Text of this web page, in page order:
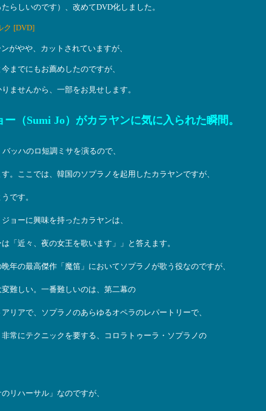
らしいのです）、改めてDVD化しました。
ク [DVD]
がやや、カットされていますが、
までにもお薦めしたのですが、
ませんから、一部をお見せします。
（Sumi Jo）がカラヤンに気に入られた瞬間。
ッハのロ短調ミサを演るので、
。ここでは、韓国のソプラノを起用したカラヤンですが、
です。
ョーに興味を持ったカラヤンは、
「近々、夜の女王を歌います」」と答えます。
年の最高傑作「魔笛」においてソプラノが歌う役なのですが、
難しい。一番難しいのは、第二幕の
リアで、ソプラノのあらゆるオペラのレパートリーで、
常にテクニックを要する、コロラトゥーラ・ソプラノの
リハーサル」なのですが、